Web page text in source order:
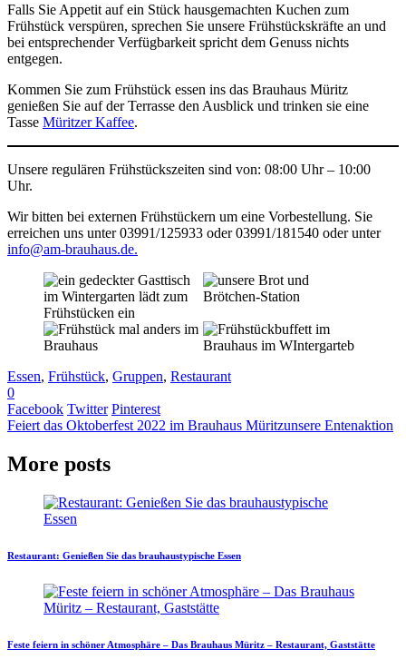
Falls Sie Appetit auf ein Stück hausgemachten Kuchen zum
Frühstück verspüren, sprechen Sie unsere Frühstückskräfte an und
bei entsprechender Verfügbarkeit spricht dem Genuss nichts
entgegen.
Kommen Sie zum Frühstück essen ins das Brauhaus Müritz
genießen Sie auf der Terrasse den Ausblick und trinken sie eine
Tasse Müritzer Kaffee.
Unsere regulären Frühstückszeiten sind von: 08:00 Uhr – 10:00
Uhr.
Wir bitten bei externen Frühstückern um eine Vorbestellung. Sie
erreichen uns unter 03991/125933 oder 03991/181540 oder unter
info@am-brauhaus.de.
Essen, Frühstück, Gruppen, Restaurant
0
Facebook Twitter Pinterest
Feiert das Oktoberfest 2022 im Brauhaus Müritzunsere Entenaktion
More posts
Restaurant: Genießen Sie das brauhaustypische Essen
Feste feiern in schöner Atmosphäre – Das Brauhaus Müritz – Restaurant, Gaststätte